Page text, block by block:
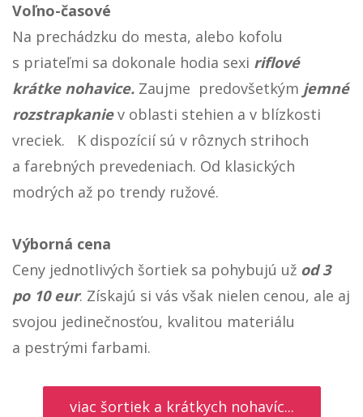
Voľno-časové
Na prechádzku do mesta, alebo kofolu
s priateľmi sa dokonale hodia sexi riflové
krátke nohavice. Zaujme predovšetkým jemné
rozstrapkaniev oblasti stehien a v blízkosti
vreciek. K dispozícií sú v rôznych strihoch
a farebných prevedeniach. Od klasických
modrých až po trendy ružové.
Výborná cena
Ceny jednotlivých šortiek sa pohybujú už od 3
po 10 eur. Získajú si vás však nielen cenou, ale aj
svojou jedinečnosťou, kvalitou materiálu
a pestrými farbami.
viac šortiek a krátkych nohavíc...